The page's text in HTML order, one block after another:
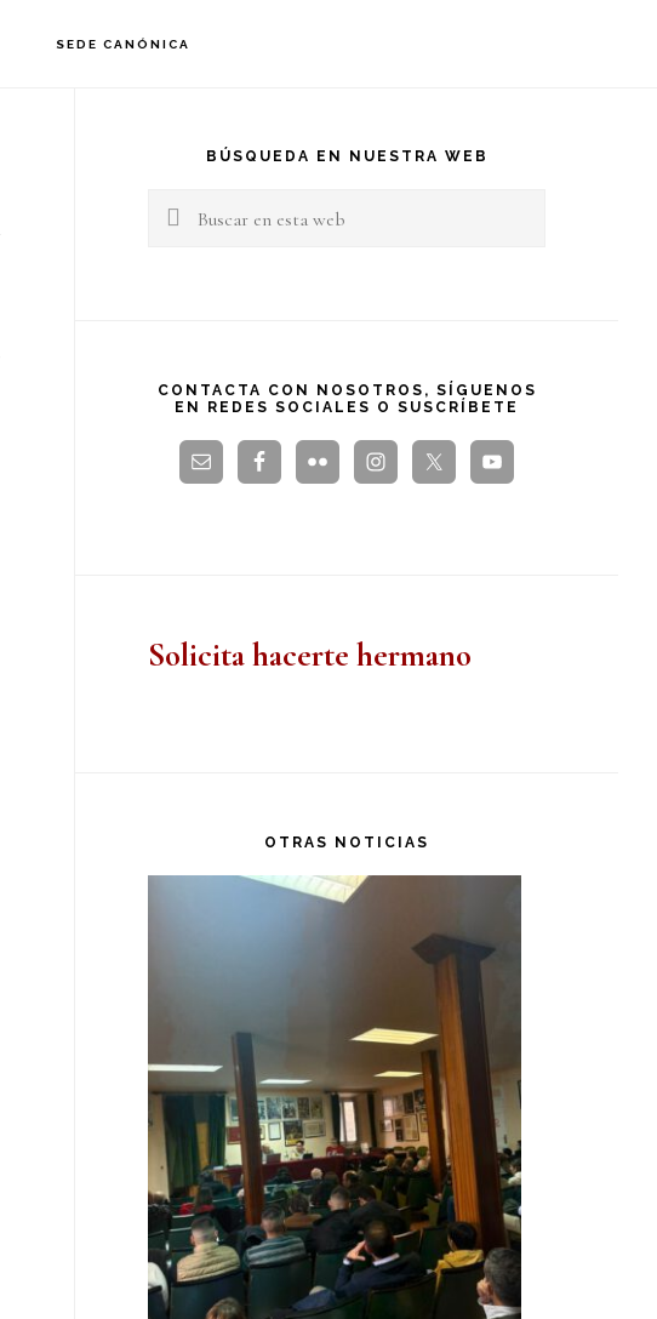
SEDE CANÓNICA
principal
BÚSQUEDA EN NUESTRA WEB
Buscar
CONTACTA CON NOSOTROS, SÍGUENOS
EN REDES SOCIALES O SUSCRÍBETE
Solicita hacerte hermano
OTRAS NOTICIAS